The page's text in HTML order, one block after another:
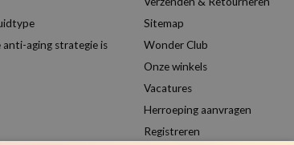
aging strategie is
Sitemap
Wonder Club
Onze winkels
Vacatures
Herroeping aanvragen
Registreren